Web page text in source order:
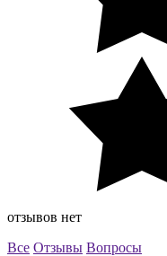
отзывов нет
Все Отзывы Вопросы